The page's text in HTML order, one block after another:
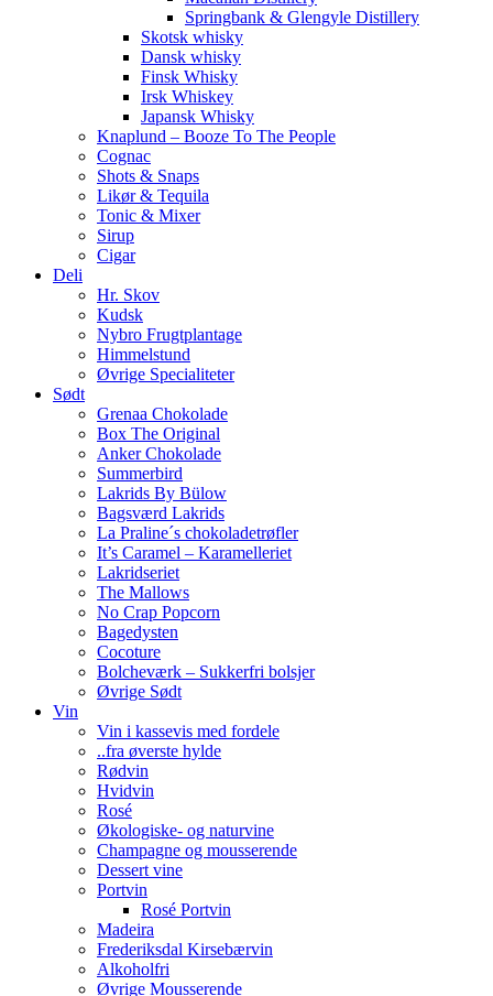
Springbank & Glengyle Distillery
Skotsk whisky
Dansk whisky
Finsk Whisky
Irsk Whiskey
Japansk Whisky
Knaplund – Booze To The People
Cognac
Shots & Snaps
Likør & Tequila
Tonic & Mixer
Sirup
Cigar
Deli
Hr. Skov
Kudsk
Nybro Frugtplantage
Himmelstund
Øvrige Specialiteter
Sødt
Grenaa Chokolade
Box The Original
Anker Chokolade
Summerbird
Lakrids By Bülow
Bagsværd Lakrids
La Praline´s chokoladetrøfler
It’s Caramel – Karamelleriet
Lakridseriet
The Mallows
No Crap Popcorn
Bagedysten
Cocoture
Bolcheværk – Sukkerfri bolsjer
Øvrige Sødt
Vin
Vin i kassevis med fordele
..fra øverste hylde
Rødvin
Hvidvin
Rosé
Økologiske- og naturvine
Champagne og mousserende
Dessert vine
Portvin
Rosé Portvin
Madeira
Frederiksdal Kirsebærvin
Alkoholfri
Øvrige Mousserende